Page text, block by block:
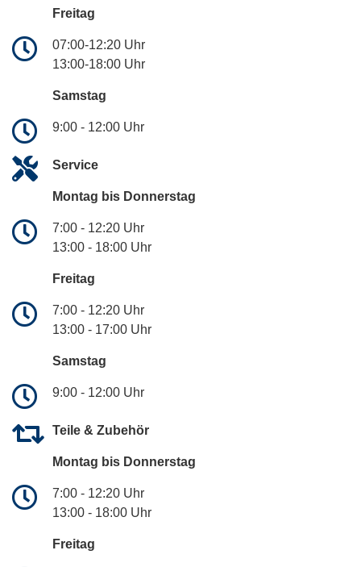
Freitag
07:00-12:20 Uhr
13:00-18:00 Uhr
Samstag
9:00 - 12:00 Uhr
Service
Montag bis Donnerstag
7:00 - 12:20 Uhr
13:00 - 18:00 Uhr
Freitag
7:00 - 12:20 Uhr
13:00 - 17:00 Uhr
Samstag
9:00 - 12:00 Uhr
Teile & Zubehör
Montag bis Donnerstag
7:00 - 12:20 Uhr
13:00 - 18:00 Uhr
Freitag